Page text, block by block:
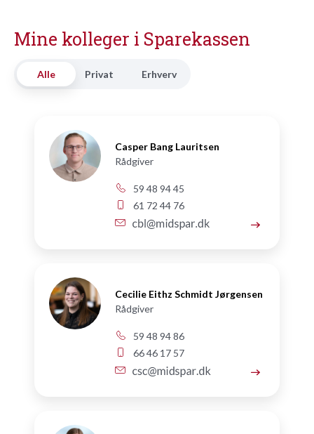
Mine kolleger i Sparekassen
Alle Privat Erhverv
Casper Bang Lauritsen
Rådgiver
59 48 94 45
61 72 44 76
Cecilie Eithz Schmidt Jørgensen
Rådgiver
59 48 94 86
66 46 17 57